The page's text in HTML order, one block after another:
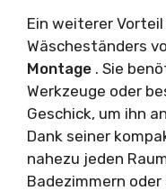
Ein weiterer
Wäscheständers
Montage . Sie
Werkzeuge oder
Geschick, um ihn
Dank seiner
nahezu jeden
Badezimmern